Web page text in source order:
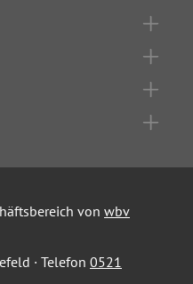
von wbv
· Telefon 0521